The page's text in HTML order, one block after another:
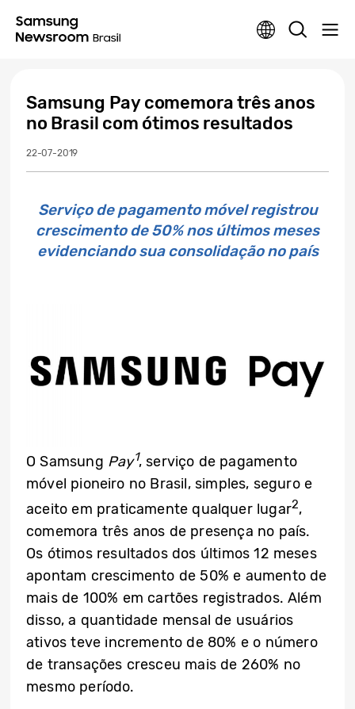
Samsung Pay comemora três anos
no Brasil com ótimos resultados
22-07-2019
Serviço de pagamento móvel registrou
crescimento de 50% nos últimos meses
evidenciando sua consolidação no país
O Samsung Pay1, serviço de pagamento
móvel pioneiro no Brasil, simples, seguro e
aceito em praticamente qualquer lugar2,
comemora três anos de presença no país.
Os ótimos resultados dos últimos 12 meses
apontam crescimento de 50% e aumento de
mais de 100% em cartões registrados. Além
disso, a quantidade mensal de usuários
ativos teve incremento de 80% e o número
de transações cresceu mais de 260% no
mesmo período.